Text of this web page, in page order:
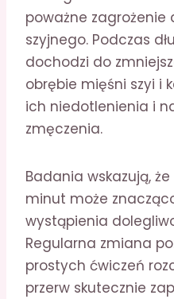
poważne zagrożenie
szyjnego. Podczas
dochodzi do
obrębie mięśni szyi i
ich niedotlenienia i
zmęczenia.
Badania wskazują,
minut może
wystąpienia
Regularna zmiana
prostych ćwiczeń
przerw skutecznie